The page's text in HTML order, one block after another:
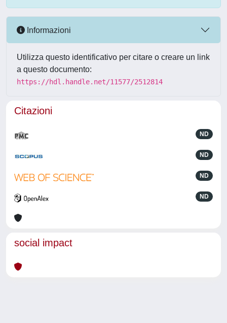
Informazioni
Utilizza questo identificativo per citare o creare un link
a questo documento:
https://hdl.handle.net/11577/2512814
Citazioni
ND
ND
ND
ND
social impact